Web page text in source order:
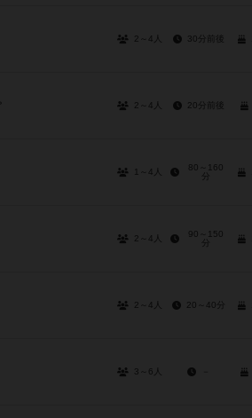
2～4人 30分前後
2～4人 20分前後
1～4人
80～160
分
2～4人
90～150
分
2～4人 20～40分
3～6人